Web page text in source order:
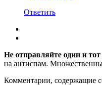
Ответить
Не отправляйте один и
на антиспам.
Комментарии, содержащие